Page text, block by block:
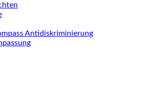
Antidiskriminierung